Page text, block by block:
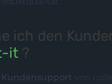
ich den
it ?
Kundensupport von